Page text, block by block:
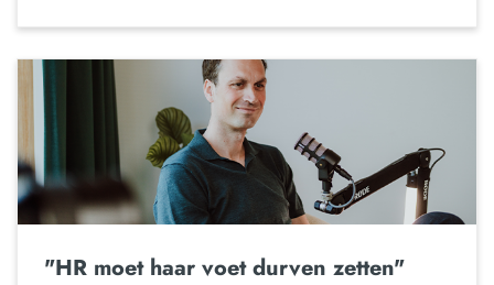
"HR moet haar voet durven zetten"